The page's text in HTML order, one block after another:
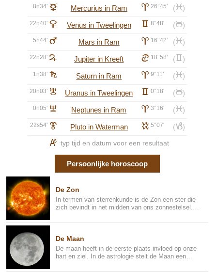
8n34' C Mercurius in Ram a 26°45' (l)
22n40' D Venus in Tweelingen c 8°48' (b)
5n44' E Mars in Ram a 16°42' (l)
22n28' F Jupiter in Kreeft d 18°58' (c)
1n38' G Saturn in Ram a 9°11' (l)
20n03' H Uranus in Tweelingen c 0°18' (b)
0n05' I Neptunes in Ram a 3°16' (l)
22s54' J Pluto in Waterman k 5°07' (j)
K typ tijd en datum voor een resultaat
Persoonlijke horoscoop
De Zon
In termen van sterrenkunde is de Zon een ster die
zich bevindt in het midden van ons zonnestelsel.
De Maan
De maan heeft in de eerste plaats invloed op onze
hart en ziel. In de astrologie stelt de Maan een